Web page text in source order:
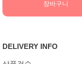
장바구니
DELIVERY INFO